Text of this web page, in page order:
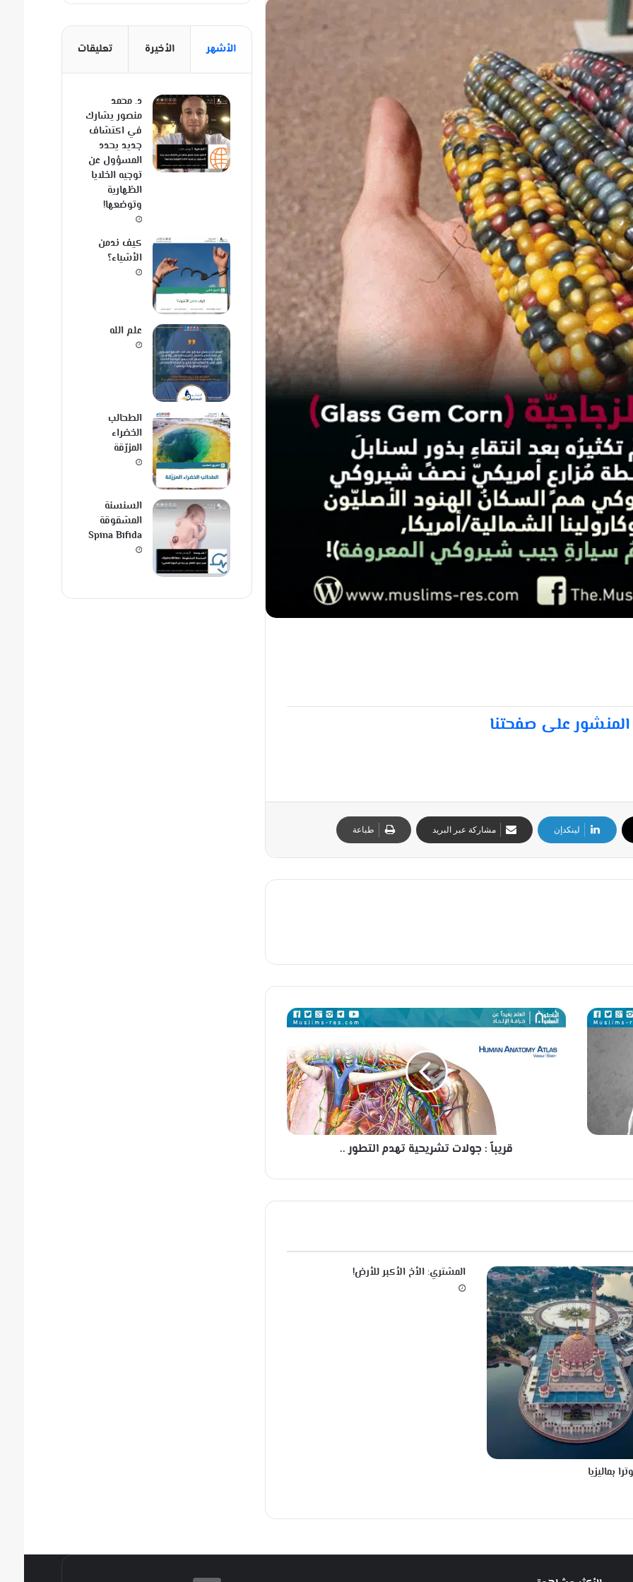
المنشور على صفحتنا
لينكدإن مشاركة عبر البريد طباعة
ق
ر
ت
ي
ة
ت
ه
د
م
ا
ل
ت
ط
و
ر
.
.
قريباً : جولات تشريحية تهدم التطور ..
بماليزيا
المشتري: الأخ الأكبر للأرض!
الأشهر الأخيرة تعليقات
د. محمد
منصور يشارك
في اكتشاف
جديد يحدد
المسؤول عن
توجيه الخلايا
الظهارية
وتوضعها!
كيف ندمن
الأشياء؟
علم الله
الطحالب
الخضراء
المزرّقة
السنسنة
المشقوقة
Spina Bifida